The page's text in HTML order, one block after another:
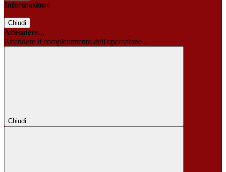
Informazione
Chiudi
Attendere...
Attendere il completamento dell'operazione...
Chiudi